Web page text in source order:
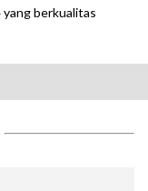
berkualitas